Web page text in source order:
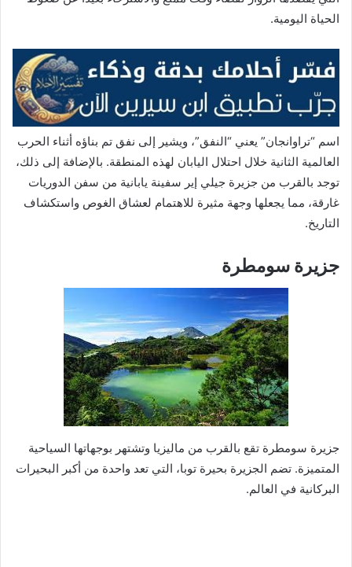
الحياة اليومية.
اسم “تراوانجان” يعني “النفق”، ويشير إلى نفق تم بناؤه أثناء الحرب
العالمية الثانية خلال احتلال اليابان لهذه المنطقة. بالإضافة إلى ذلك،
توجد بالقرب من جزيرة جيلي إير سفينة يابانية من سفن الدوريات
غارقة، مما يجعلها وجهة مثيرة للاهتمام لعشاق الغوص واستكشاف
التاريخ.
جزيرة سومطرة
جزيرة سومطرة تقع بالقرب من ماليزيا وتشتهر بوجهاتها السياحية
المتميزة. تضم الجزيرة بحيرة توبا، التي تعد واحدة من أكبر البحيرات
البركانية في العالم.